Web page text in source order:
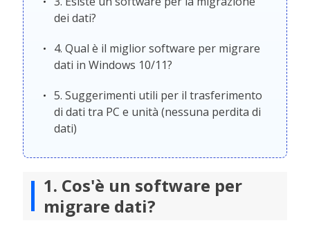
dei dati?
4. Qual è il miglior software per migrare
dati in Windows 10/11?
5. Suggerimenti utili per il trasferimento
di dati tra PC e unità (nessuna perdita di
dati)
1. Cos'è un software per
migrare dati?